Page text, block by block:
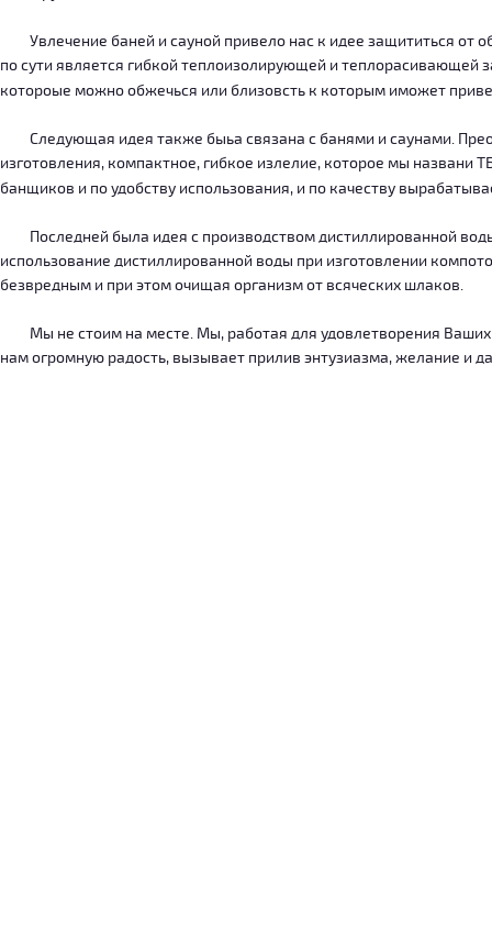
Увлечение баней и сауной привело нас к идее защититься от
по сути является гибкой теплоизолирующей и теплорасивающей
котороые можно обжечься или близовсть к которым иможет
Следующая идея также быьа связана с банями и саунами.
изготовления, компактное, гибкое излелие, которое мы
банщиков и по удобству использования, и по качеству
Последней была идея с производством дистиллированной
использование дистиллированной воды при изготовлении
безвредным и при этом очищая организм от всяческих шлаков.
Мы не стоим на месте. Мы, работая для удовлетворения Ваших
нам огромную радость, вызывает прилив энтузиазма, желание и